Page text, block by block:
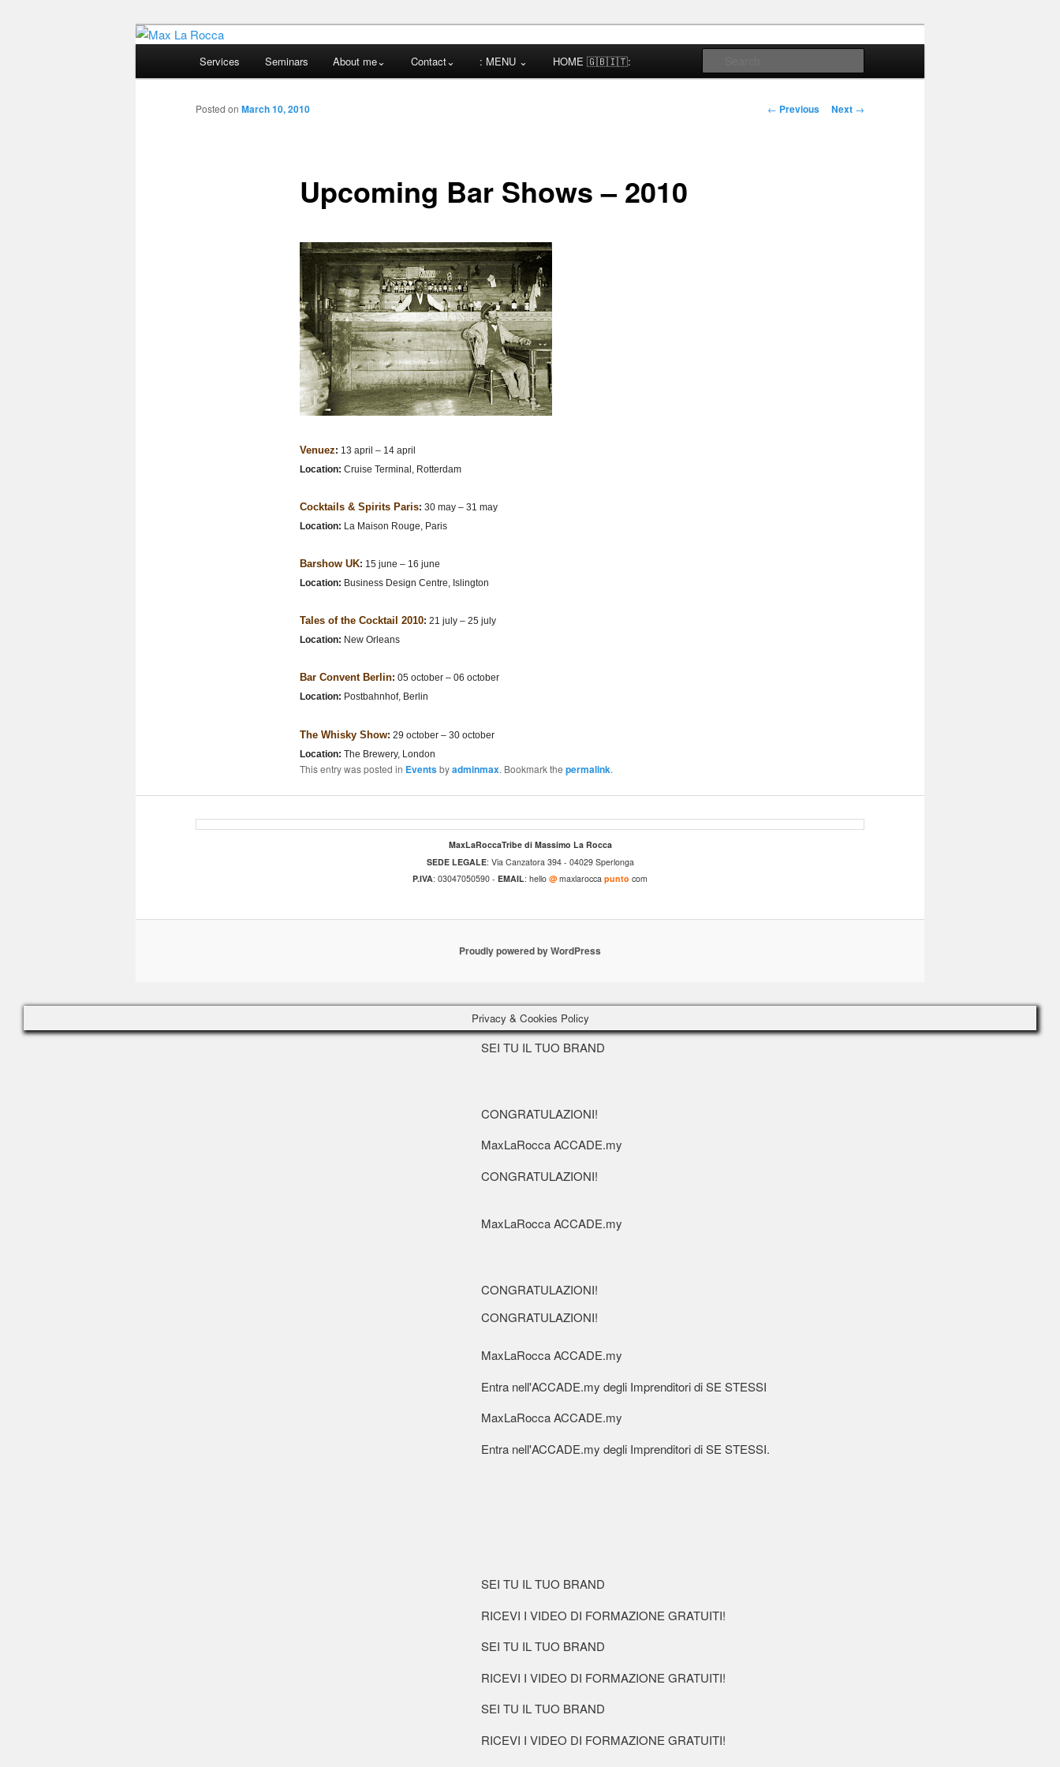
Max La Rocca
Bar & Hospitality Training | Cocktail Competitions Mentoring
Services Seminars About me⌄ Contact⌄ : MENU ⌄ HOME 🇬🇧🇮🇹:
Post
← Previous Next →
Upcoming Bar Shows – 2010
Posted on March 10, 2010
Venuez: 13 april – 14 april
Location: Cruise Terminal, Rotterdam
Cocktails & Spirits Paris: 30 may – 31 may
Location: La Maison Rouge, Paris
Barshow UK: 15 june – 16 june
Location: Business Design Centre, Islington
Tales of the Cocktail 2010: 21 july – 25 july
Location: New Orleans
Bar Convent Berlin: 05 october – 06 october
Location: Postbahnhof, Berlin
The Whisky Show: 29 october – 30 october
Location: The Brewery, London
This entry was posted in Eventsbyadminmax. Bookmark the permalink.
MaxLaRoccaTribe di Massimo La Rocca
SEDE LEGALE: Via Canzatora 394 - 04029 Sperlonga
P.IVA: 03047050590 - EMAIL: hello @maxlarocca punto com
Proudly powered by WordPress
Privacy & Cookies Policy
SEI TU IL TUO BRAND
CONGRATULAZIONI!
MaxLaRocca ACCADE.my
CONGRATULAZIONI!
MaxLaRocca ACCADE.my
CONGRATULAZIONI!
CONGRATULAZIONI!
MaxLaRocca ACCADE.my
Entra nell'ACCADE.my degli Imprenditori di SE STESSI
MaxLaRocca ACCADE.my
Entra nell'ACCADE.my degli Imprenditori di SE STESSI.
SEI TU IL TUO BRAND
RICEVI I VIDEO DI FORMAZIONE GRATUITI!
SEI TU IL TUO BRAND
RICEVI I VIDEO DI FORMAZIONE GRATUITI!
SEI TU IL TUO BRAND
RICEVI I VIDEO DI FORMAZIONE GRATUITI!